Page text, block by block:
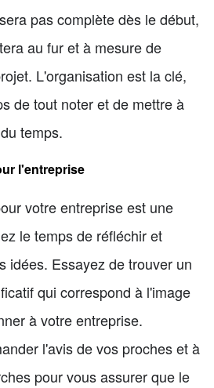
pas complète dès le début,
au fur et à mesure de
L'organisation est la clé,
de tout noter et de mettre à
temps.
l'entreprise
votre entreprise est une
le temps de réfléchir et
idées. Essayez de trouver un
qui correspond à l'image
à votre entreprise.
l'avis de vos proches et à
pour vous assurer que le